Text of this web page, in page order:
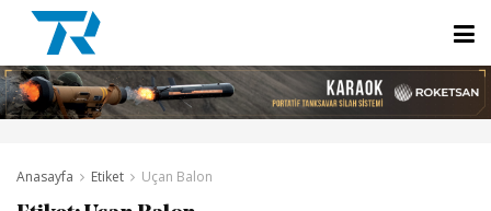
Anasayfa Etiket Uçan Balon